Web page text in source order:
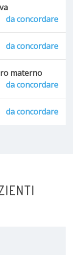
da concordare
da concordare
materno
da concordare
da concordare